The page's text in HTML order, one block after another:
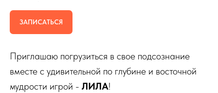
ЗАПИСАТЬСЯ
Приглашаю погрузиться в свое подсознание
вместе с удивительной по глубине и восточной
мудрости игрой - ЛИЛА!